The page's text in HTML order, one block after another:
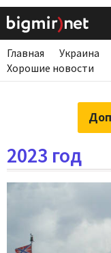
Главная Украина
Хорошие новости
2023 год